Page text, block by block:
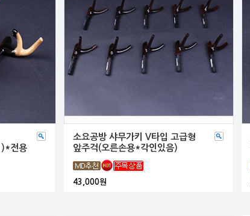
전용
소요공방 샤무가키 V타입 고급형
앞주걱(오른손용*각인있음)
43,000원